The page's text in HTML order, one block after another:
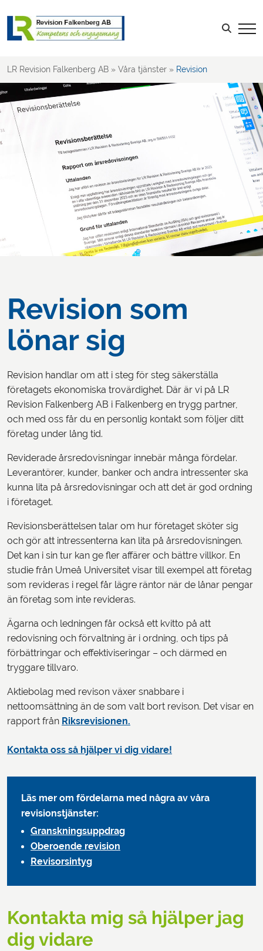
Rådgivning
LOGGA IN
Sök efter:
LR Revision Falkenberg AB » Våra tjänster » Revision
Revision som
lönar sig
Revision handlar om att i steg för steg säkerställa
företagets ekonomiska trovärdighet. Där är vi på LR
Revision Falkenberg AB i Falkenberg en trygg partner,
och med oss får du en personlig kontakt som följer ditt
företag under lång tid.
Reviderade årsredovisningar innebär många fördelar.
Leverantörer, kunder, banker och andra intressenter ska
kunna lita på årsredovisningar och att det är god ordning
i företaget.
Revisionsberättelsen talar om hur företaget sköter sig
och gör att intressenterna kan lita på årsredovisningen.
Det kan i sin tur kan ge fler affärer och bättre villkor. En
studie från Umeå Universitet visar till exempel att företag
som revideras i regel får lägre räntor när de lånar pengar
än företag som inte revideras.
Ägarna och ledningen får också ett kvitto på att
redovisning och förvaltning är i ordning, och tips på
förbättringar och effektiviseringar – och därmed en
tryggare tillvaro.
Aktiebolag med revison växer snabbare i
nettoomsättning än de som valt bort revison. Det visar en
rapport från Riksrevisionen.
Kontakta oss så hjälper vi dig vidare!
Läs mer om fördelarna med några av våra
revisionstjänster:
Granskningsuppdrag
Oberoende revision
Revisorsintyg
Kontakta mig så hjälper jag
dig vidare